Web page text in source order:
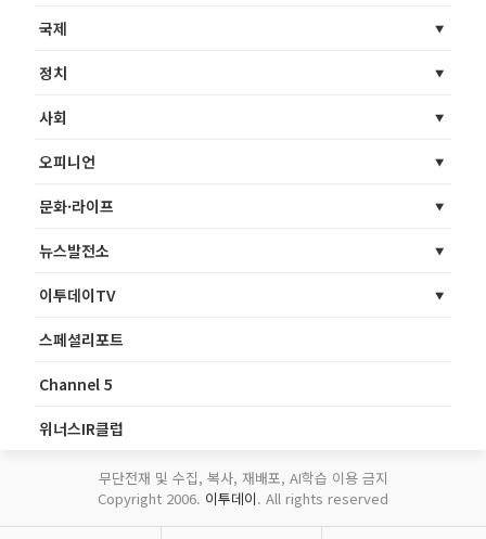
국제
정치
사회
오피니언
문화·라이프
뉴스발전소
이투데이TV
스페셜리포트
Channel 5
위너스IR클럽
무단전재 및 수집, 복사, 재배포, AI학습 이용 금지
Copyright 2006. 이투데이. All rights reserved